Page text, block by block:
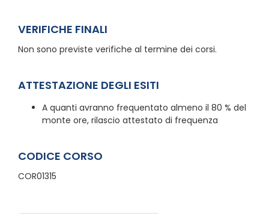
VERIFICHE FINALI
Non sono previste verifiche al termine dei corsi.
ATTESTAZIONE DEGLI ESITI
A quanti avranno frequentato almeno il 80 % del
monte ore, rilascio attestato di frequenza
CODICE CORSO
COR01315